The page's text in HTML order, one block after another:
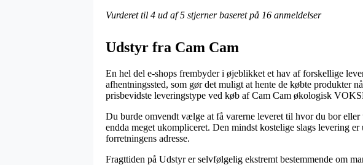
Vurderet til 4 ud af 5 stjerner baseret på 16 anmeldelser
Udstyr fra Cam Cam
En hel del e-shops frembyder i øjeblikket et hav af forskellige
afhentningssted, som gør det muligt at hente de købte produkter
prisbevidste leveringstype ved køb af Cam Cam økologisk
Du burde omvendt vælge at få varerne leveret til hvor du bor
endda meget ukompliceret. Den mindst kostelige slags levering
forretningens adresse.
Fragttiden på Udstyr er selvfølgelig ekstremt bestemmende om